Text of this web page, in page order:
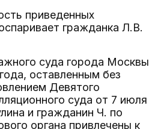
приведенных
гражданка Л.В.
суда города Москвы
оставленным без
Девятого
суда от 7 июля
и гражданин Ч. по
органа привлечены к